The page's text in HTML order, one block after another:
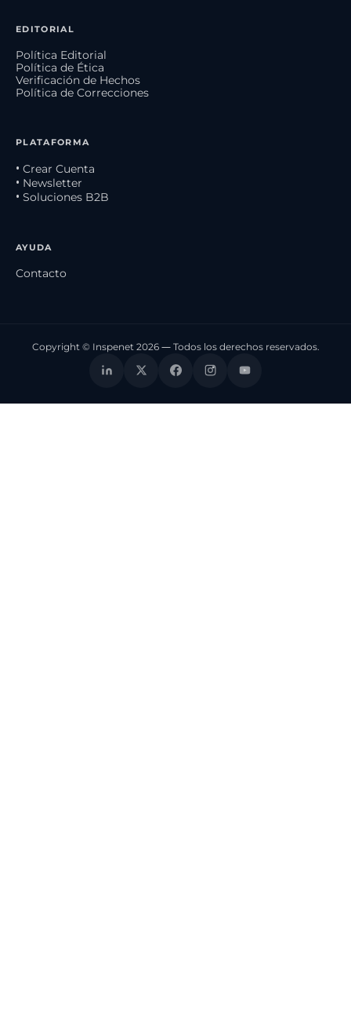
EDITORIAL
Política Editorial
Política de Ética
Verificación de Hechos
Política de Correcciones
PLATAFORMA
• Crear Cuenta
• Newsletter
• Soluciones B2B
AYUDA
Contacto
Copyright © Inspenet 2026 — Todos los derechos reservados.